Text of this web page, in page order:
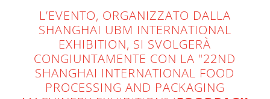
L’EVENTO, ORGANIZZATO DALLA
SHANGHAI UBM INTERNATIONAL
EXHIBITION, SI SVOLGERÀ
CONGIUNTAMENTE CON LA "22ND
SHANGHAI INTERNATIONAL FOOD
PROCESSING AND PACKAGING